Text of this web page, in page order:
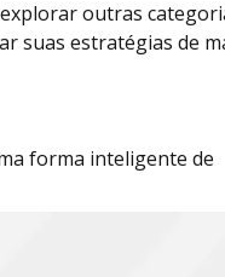
outras
suas estratégias de
forma inteligente de